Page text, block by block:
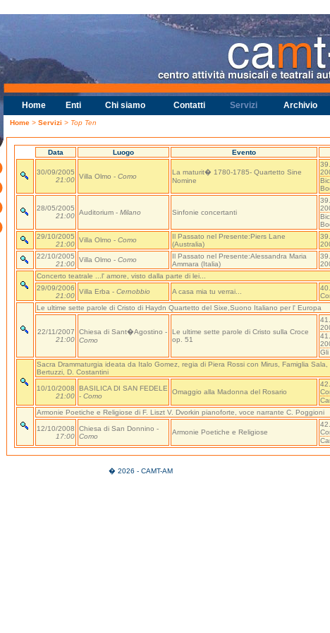
Home Enti Chi siamo Contatti Servizi Archivio
Home > Servizi > Top Ten
Data Luogo Evento
30/09/2005
21:00 Villa Olmo - Como
La maturit� 1780-1785- Quartetto Sine
Nomine
28/05/2005
21:00 Auditorium - Milano Sinfonie concertanti
29/10/2005
21:00
Villa Olmo - Como
Il Passato nel Presente:Piers Lane
(Australia)
22/10/2005
21:00
Villa Olmo - Como
Il Passato nel Presente:Alessandra Maria
Ammara (Italia)
Concerto teatrale ...l' amore, visto dalla parte di lei...
29/09/2006
21:00
Villa Erba - Cernobbio A casa mia tu verrai...
Le ultime sette parole di Cristo di Haydn Quartetto del Sixe,Suono Italiano per l' Europa
22/11/2007
21:00
Chiesa di Sant�Agostino -
Como
Le ultime sette parole di Cristo sulla Croce
op. 51
Gli
Sacra Drammaturgia ideata da Italo Gomez, regia di Piera Rossi con Mirus, Famiglia Sala,
Bertuzzi, D. Costantini
10/10/2008
21:00
BASILICA DI SAN FEDELE
- Como
Omaggio alla Madonna del Rosario
Armonie Poetiche e Religiose di F. Liszt V. Dvorkin pianoforte, voce narrante C. Poggioni
12/10/2008
17:00
Chiesa di San Donnino -
Como
Armonie Poetiche e Religiose
� 2026 - CAMT-AM